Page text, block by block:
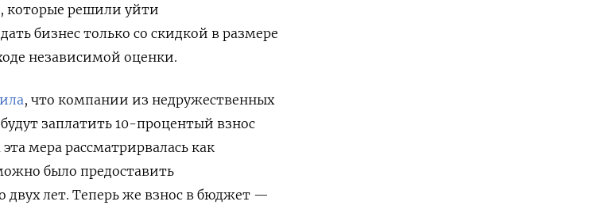
которые решили уйти
бизнес только со скидкой в размере
независимой оценки.
, что компании из недружественных
заплатить 10-процентый взнос
мера рассматрирвалась как
было предоставить
двух лет. Теперь же взнос в бюджет —